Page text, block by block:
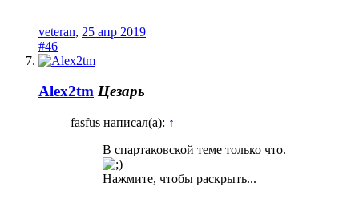
veteran, 25 апр 2019
#46
Alex2tm Цезарь
fasfus написал(а): ↑
В спартаковской теме только что.
Нажмите, чтобы раскрыть...